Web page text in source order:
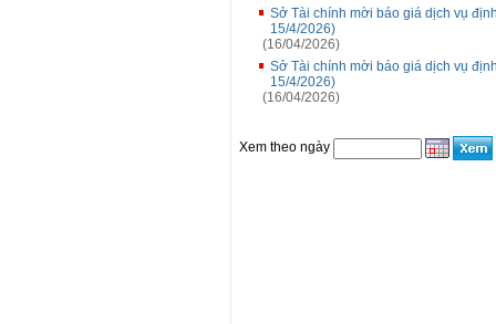
Sở Tài chính mời báo giá dịch vụ
15/4/2026)
(16/04/2026)
Sở Tài chính mời báo giá dịch vụ
15/4/2026)
(16/04/2026)
Xem theo ngày